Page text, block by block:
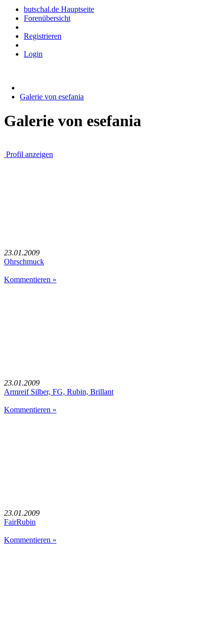
butschal.de Hauptseite
Forenübersicht
Registrieren
Login
Galerie von esefania
Galerie von esefania
Profil anzeigen
23.01.2009
Ohrschmuck
Kommentieren »
23.01.2009
Armreif Silber, FG, Rubin, Brillant
Kommentieren »
23.01.2009
FairRubin
Kommentieren »